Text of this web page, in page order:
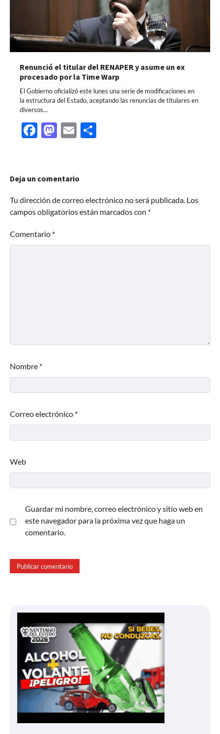
Renunció el titular del RENAPER y asume un ex
procesado por la Time Warp
El Gobierno oficializó este lunes una serie de modificaciones en
la estructura del Estado, aceptando las renuncias de titulares en
diversos…
Facebook
Mastodon
Email
Deja un comentario
Tu dirección de correo electrónico no será publicada. Los
campos obligatorios están marcados con *
Comentario *
Nombre *
Correo electrónico *
Web
Guardar mi nombre, correo electrónico y sitio web en
este navegador para la próxima vez que haga un
comentario.